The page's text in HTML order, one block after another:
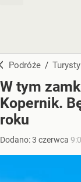
Podróże /
W tym
Kopernik.
roku
Dodano:3 czerwca